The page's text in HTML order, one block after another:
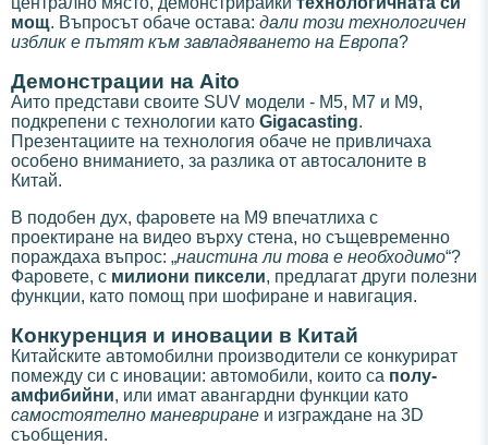
мощ. Въпросът обаче остава: дали този технологичен
изблик е пътят към завладяването на Европа?
Демонстрации на Aito
Аито представи своите SUV модели - M5, M7 и M9,
подкрепени с технологии като Gigacasting.
Презентациите на технология обаче не привличаха
особено вниманието, за разлика от автосалоните в
Китай.
В подобен дух, фаровете на M9 впечатлиха с
проектиране на видео върху стена, но същевременно
пораждаха въпрос: „наистина ли това е необходимо“?
Фаровете, с милиони пиксели, предлагат други полезни
функции, като помощ при шофиране и навигация.
Конкуренция и иновации в Китай
Китайските автомобилни производители се конкурират
помежду си с иновации: автомобили, които са полу-
амфибийни, или имат авангардни функции като
самостоятелно маневриране и изграждане на 3D
съобщения.